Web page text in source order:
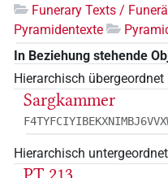
Funerary Texts /
Pyramidentexte
In Beziehung stehende
Hierarchisch übergeordnet
Sargkammer
Hierarchisch untergeordnet